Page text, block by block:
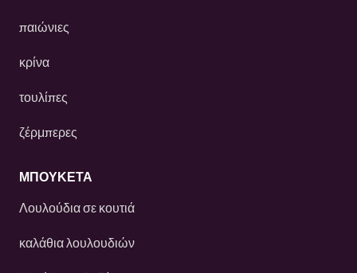
παιώνιες
κρίνα
τουλίπες
ζέρμπερες
ΜΠΟΥΚΕΤΑ
Λουλούδια σε κουτιά
καλάθια λουλουδιών